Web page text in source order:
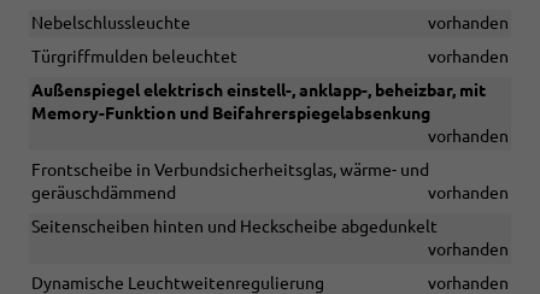
Nebelschlussleuchte
vorhanden
Türgriffmulden beleuchtet
vorhanden
Außenspiegel elektrisch einstell-, anklapp-, beheizbar, mit
Memory-Funktion und Beifahrerspiegelabsenkung
vorhanden
Frontscheibe in Verbundsicherheitsglas, wärme- und
geräuschdämmend
vorhanden
Seitenscheiben hinten und Heckscheibe abgedunkelt
vorhanden
Dynamische Leuchtweitenregulierung
vorhanden